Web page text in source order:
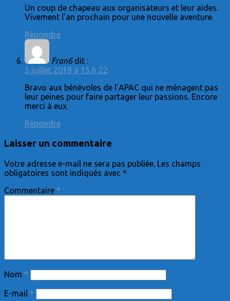
Un coup de chapeau aux organisateurs et leur aides.
Vivement l’an prochain pour une nouvelle aventure.
Répondre
Fran6 dit :
5 juillet 2019 à 15 h 22
Bravo aux bénévoles de l’APAC qui ne ménagent pas
leur peines pour faire partager leur passions. Encore
merci à eux
Répondre
Laisser un commentaire
Votre adresse e-mail ne sera pas publiée. Les champs
obligatoires sont indiqués avec *
Commentaire *
Nom *
E-mail *